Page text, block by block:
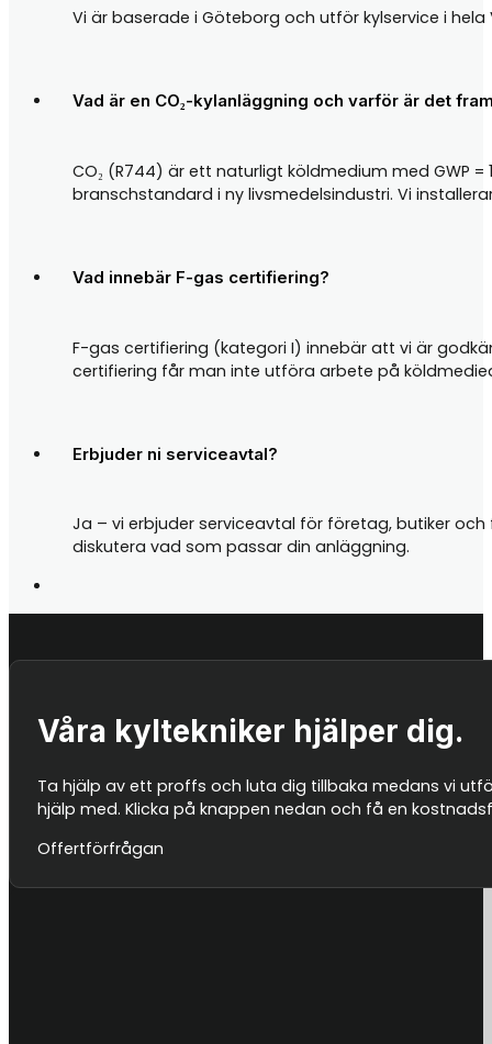
Vi är baserade i Göteborg och utför kylservice i
Vad är en CO₂-kylanläggning och varför är det
CO₂ (R744) är ett naturligt köldmedium med GWP
branschstandard i ny livsmedelsindustri. Vi
Vad innebär F-gas certifiering?
F-gas certifiering (kategori I) innebär att vi är
certifiering får man inte utföra arbete på
Erbjuder ni serviceavtal?
Ja – vi erbjuder serviceavtal för företag, butiker
diskutera vad som passar din anläggning.
Våra kyltekniker hjälper dig.
Ta hjälp av ett proffs och luta dig tillbaka medans vi
hjälp med. Klicka på knappen nedan och få en
Offertförfrågan